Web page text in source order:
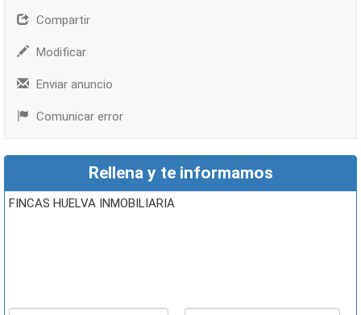
Compartir
Modificar
Enviar anuncio
Comunicar error
Rellena y te informamos
FINCAS HUELVA INMOBILIARIA